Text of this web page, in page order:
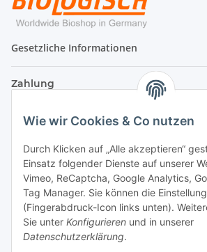
Wie wir Cookies & Co nutzen
Durch Klicken auf „Alle akzeptieren“
Einsatz folgender Dienste auf unserer
Vimeo, ReCaptcha, Google Analytics,
Tag Manager. Sie können die
(Fingerabdruck-Icon links unten).
Sie unter Konfigurieren und in unserer
Datenschutzerklärung.
Gesetzliche Informationen
Zahlung
Versand